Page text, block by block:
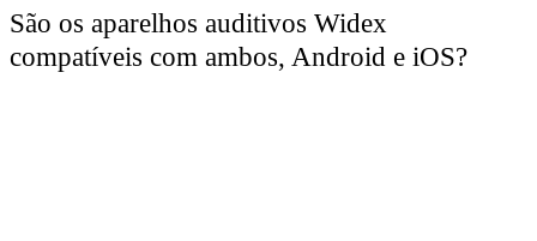
São os aparelhos auditivos Widex
compatíveis com ambos, Android e iOS?